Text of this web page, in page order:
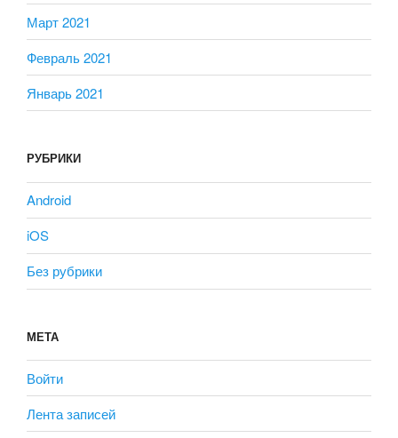
Март 2021
Февраль 2021
Январь 2021
РУБРИКИ
Android
iOS
Без рубрики
МЕТА
Войти
Лента записей